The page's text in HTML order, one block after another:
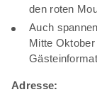
den roten
Auch
Mitte
Adresse: